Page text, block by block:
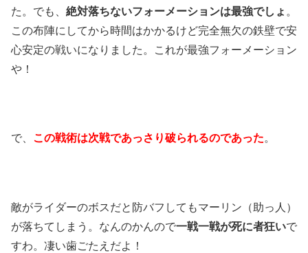
た。でも、 絶対落ちないフォーメーションは最強でしょ 。
この布陣にしてから時間はかかるけど完全無欠の鉄壁で安
心安定の戦いになりました。これが最強フォーメーション
や！
で、 この戦術は次戦であっさり破られるのであった。
敵がライダーのボスだと防バフしてもマーリン（助っ人）
が落ちてしまう。なんのかんので一戦一戦が死に者狂いで
すわ。凄い歯ごたえだよ！